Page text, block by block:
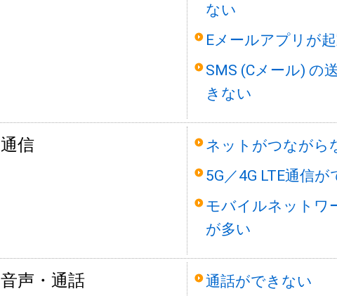
ない
Eメールアプリが
SMS (Cメール) の
きない
通信
ネットがつながら
5G／4G LTE通信
モバイルネットワ
が多い
音声・通話
通話ができない